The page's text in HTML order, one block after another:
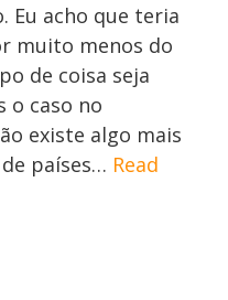
Eu acho que teria
muito menos do
de coisa seja
o caso no
existe algo mais
países… Read